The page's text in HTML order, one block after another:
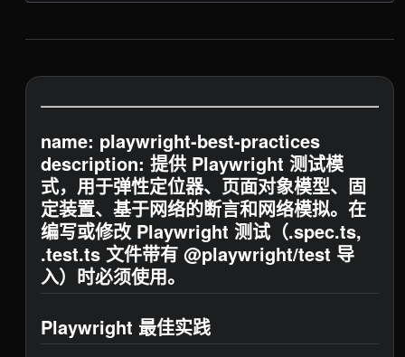
name: playwright-best-practices
description: 提供 Playwright 测试模
式，用于弹性定位器、页面对象模型、固
定装置、基于网络的断言和网络模拟。在
编写或修改 Playwright 测试（.spec.ts,
.test.ts 文件带有 @playwright/test 导
入）时必须使用。
Playwright 最佳实践